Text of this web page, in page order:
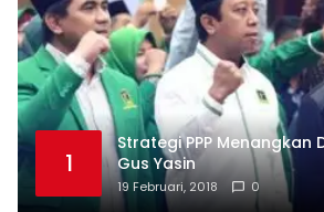
1
Strategi PPP Menangkan
Gus Yasin
19 Februari, 2018 0